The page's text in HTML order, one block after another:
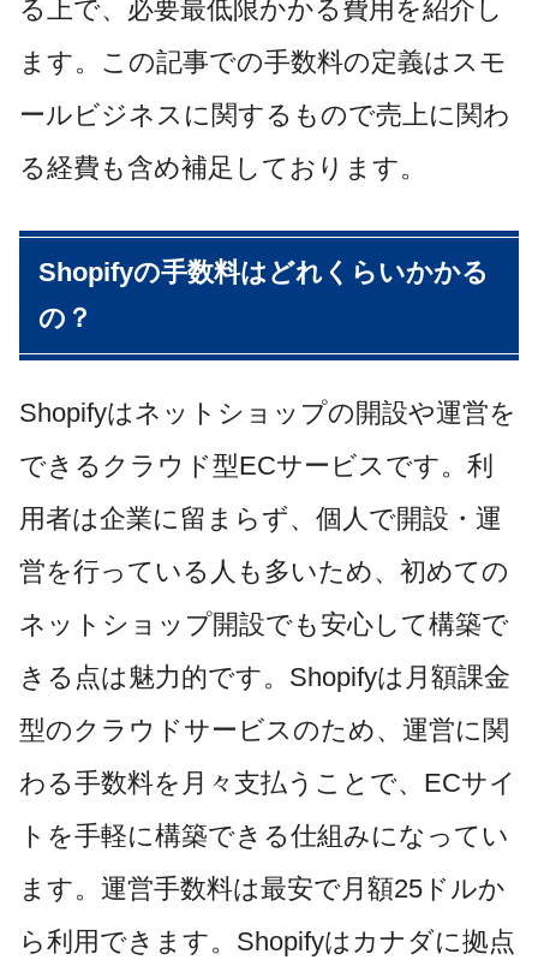
る上で、必要最低限かかる費用を紹介し
ます。この記事での手数料の定義はスモ
ールビジネスに関するもので売上に関わ
る経費も含め補足しております。
Shopifyの手数料はどれくらいかかる
の？
Shopifyはネットショップの開設や運営を
できるクラウド型ECサービスです。利
用者は企業に留まらず、個人で開設・運
営を行っている人も多いため、初めての
ネットショップ開設でも安心して構築で
きる点は魅力的です。Shopifyは月額課金
型のクラウドサービスのため、運営に関
わる手数料を月々支払うことで、ECサイ
トを手軽に構築できる仕組みになってい
ます。運営手数料は最安で月額25ドルか
ら利用できます。Shopifyはカナダに拠点